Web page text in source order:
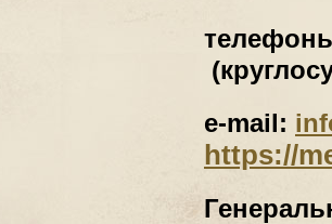
e-mail:
https://